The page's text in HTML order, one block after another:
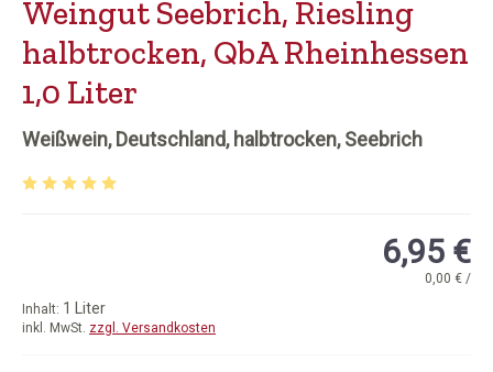
Weingut Seebrich, Riesling
halbtrocken, QbA Rheinhessen
1,0 Liter
Weißwein, Deutschland, halbtrocken, Seebrich
6,95 €
0,00 € /
Inhalt: 1 Liter
inkl. MwSt. zzgl. Versandkosten